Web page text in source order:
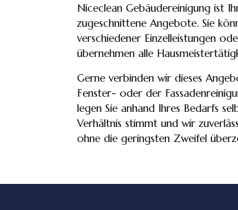
Niceclean Gebäudereinigung ist
zugeschnittene Angebote. Sie
verschiedener Einzelleistungen
übernehmen alle
Gerne verbinden wir dieses
Fenster- oder der
legen Sie anhand Ihres Bedarfs
Verhältnis stimmt und wir
ohne die geringsten Zweifel